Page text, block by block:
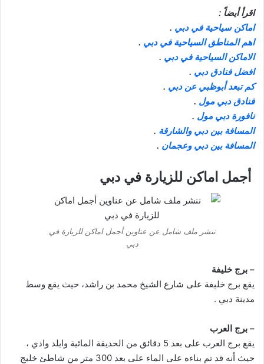
اقرأ أيضاً :
اماكن سياحية في دبي .
اهم المناطق السياحية في دبي .
الاماكن السياحية في دبي .
افضل فنادق دبي .
كم تبعد أبوظبي عن دبي .
فنادق دبي مول .
نافورة دبي مول .
المسافة بين دبي والشارقة .
المسافة بين دبي وعجمان .
أجمل اماكن للزيارة في دبي
ننشر ملف شامل عن عناوين أجمل اماكن للزيارة في
دبي
– برج خليفة
يقع برج خليفة على شارع الشيخ محمد بن راشد، حيث يقع وسط
مدينة دبي .
– برج العرب
يقع برج العرب على بعد 5 دقائق من الحديقة المائية وايلد وادي ،
حيث أنه قد تم بناءه على الماء على بعد 300 متر من شاطئ خليج